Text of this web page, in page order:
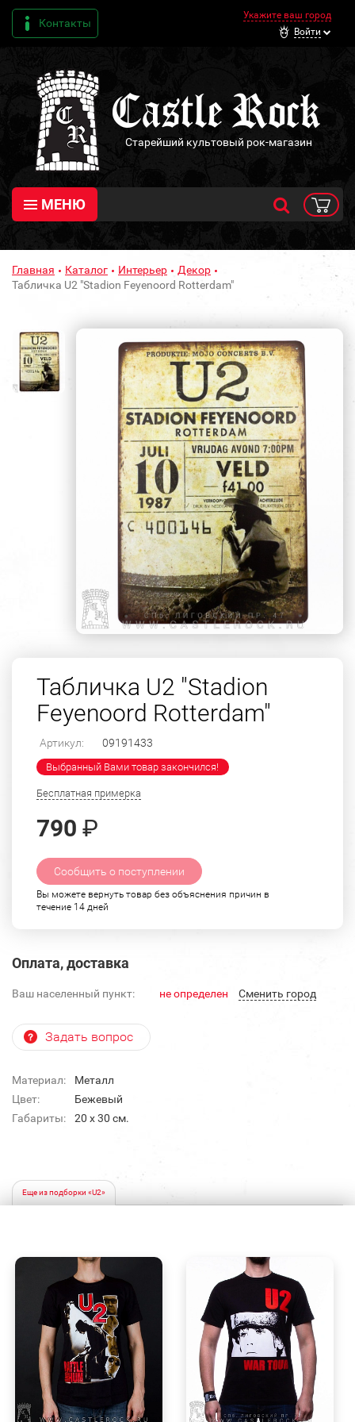
Контакты
Укажите ваш город
Войти
Старейший культовый рок-магазин
МЕНЮ
Главная Каталог Интерьер
Декор
Табличка U2 "Stadion Feyenoord Rotterdam"
Табличка U2 "Stadion
Feyenoord Rotterdam"
Артикул: 09191433
Выбранный Вами товар закончился!
Бесплатная примерка
790 ₽
Сообщить о поступлении
Вы можете вернуть товар без объяснения причин в
течение 14 дней
Оплата, доставка
Ваш населенный пункт: не определен Cменить город
Задать вопрос
Материал:
Металл
Цвет:
Бежевый
Габариты:
20 х 30 см.
Еще из подборки «U2»